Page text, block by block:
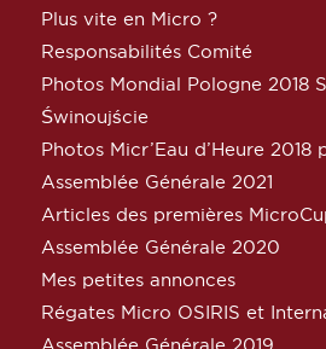
Plus vite en Micro ?
Responsabilités Comité
Photos Mondial Pologne 2018
Świnoujście
Photos Micr’Eau d’Heure
Assemblée Générale 2021
Articles des premières
Assemblée Générale 2020
Mes petites annonces
Régates Micro OSIRIS et
Assemblée Générale 2019